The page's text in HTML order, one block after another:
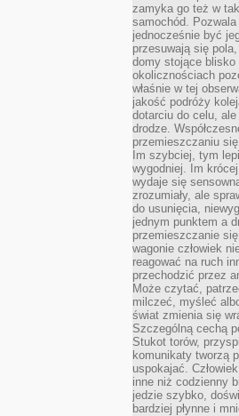
zamyka go też w
samochód.
jednocześnie być
przesuwają się
domy stojące
okolicznościach
właśnie w tej
jakość podróży
dotarciu do celu,
drodze.
przemieszczaniu
Im szybciej, tym
wygodniej. Im
wydaje się
zrozumiały, ale
do usunięcia,
jednym punktem a
przemieszczanie
wagonie człowiek
reagować na ruch
przechodzić przez
Może czytać,
milczeć, myśleć
świat zmienia się
Szczególną cechą
Stukot torów,
komunikaty tworzą
uspokajać.
inne niż codzienny
jedzie szybko,
bardziej płynne i